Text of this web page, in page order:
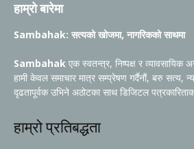
हाम्रो बारेमा
Sambahak: सत्यको खोजमा, नागरिकको साथमा
Sambahak एक स्वतन्त्र, निष्पक्ष र व्यावसायिक
हामी केवल समाचार मात्र सम्प्रेषण गर्दैनौं, बरु सत्य,
दृढतापूर्वक उभिने अठोटका साथ डिजिटल
हाम्रो प्रतिबद्धता